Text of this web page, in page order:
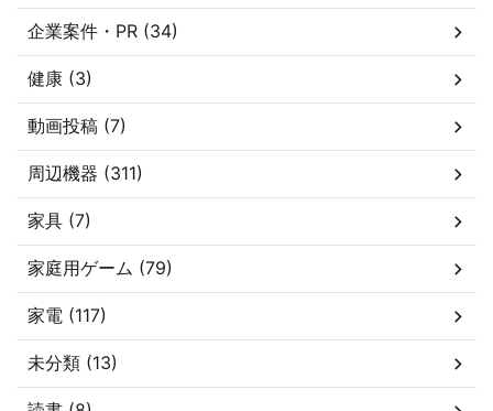
企業案件・PR (34)
健康 (3)
動画投稿 (7)
周辺機器 (311)
家具 (7)
家庭用ゲーム (79)
家電 (117)
未分類 (13)